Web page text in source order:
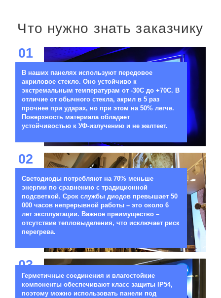
Что нужно знать заказчику
01
В наших панелях используют передовое
акриловое стекло. Оно устойчиво к
экстремальным температурам от -30C до +70C. В
отличие от обычного стекла, акрил в 5 раз
прочнее при ударах, но при этом на 50% легче.
Поверхность материала обладает
устойчивостью к УФ-излучению и не желтеет.
02
Светодиоды потребляют на 70% меньше
энергии по сравнению с традиционной
подсветкой. Срок службы диодов превышает 50
000 часов непрерывной работы – это около 6
лет эксплуатации. Важное преимущество –
отсутствие тепловыделения, что исключает риск
перегрева.
03
Герметичные соединения и влагостойкие
компоненты обеспечивают класс защиты IP54,
поэтому можно использовать панели под